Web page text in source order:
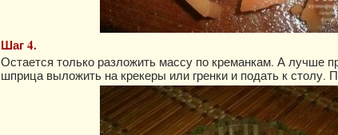
Шаг 4.
Остается только разложить массу по креманкам. А лучше
шприца выложить на крекеры или гренки и подать к столу.